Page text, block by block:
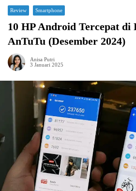
Review Smartphone
10 HP Android Tercepat di
AnTuTu (Desember 2024)
Anisa Putri
3 Januari 2025